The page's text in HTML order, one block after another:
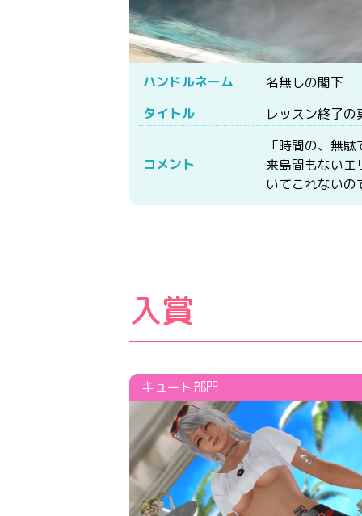
ハンドルネーム
名無しの閣下
タイトル
レッスン終了の
コメント
「時間の、無
来島間もない
いてこれない
入賞